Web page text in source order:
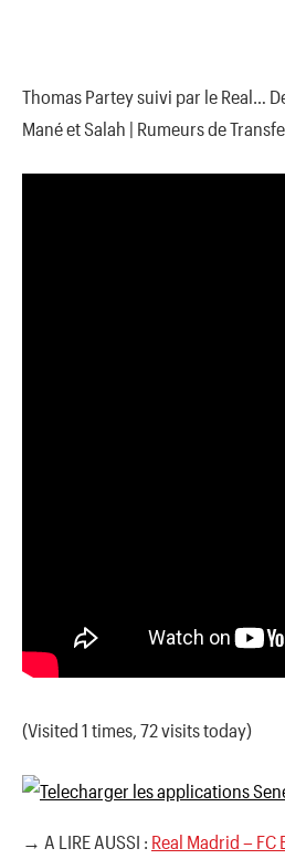
Thomas Partey suivi par le Real…
Mané et Salah | Rumeurs de
(Visited 1 times, 72 visits today)
→ A LIRE AUSSI : Real Madrid – FC